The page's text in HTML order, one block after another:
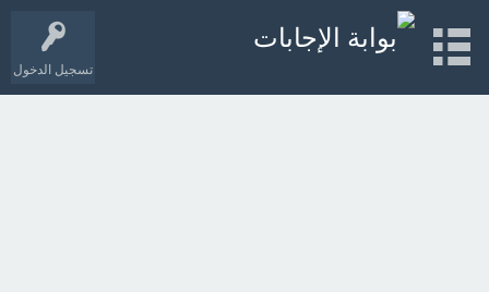
تسجيل الدخول